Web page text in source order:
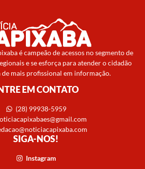
é campeão de acessos no segmento de
e se esforça para atender o cidadão
de mais profissional em informação.
EM CONTATO
(28) 99938-5959
SIGA-NOS!
Instagram